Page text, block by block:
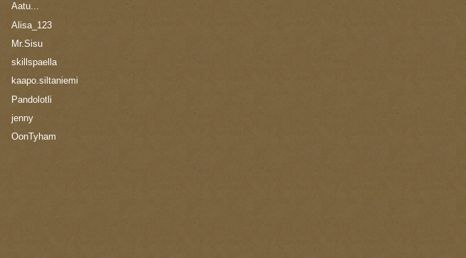
Aatu...
Alisa_123
Mr.Sisu
skillspaella
kaapo.siltaniemi
Pandolotli
jenny
OonTyham